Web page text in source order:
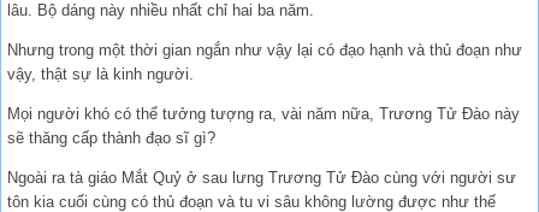
lâu. Bộ dáng này nhiều nhất chỉ hai ba năm.
Nhưng trong một thời gian ngắn như vậy lại có đạo hạnh và thủ đoạn như
vậy, thật sự là kinh người.
Mọi người khó có thể tưởng tượng ra, vài năm nữa, Trương Tử Đào này
sẽ thăng cấp thành đạo sĩ gì?
Ngoài ra tà giáo Mắt Quỷ ở sau lưng Trương Tử Đào cùng với người sư
tôn kia cuối cùng có thủ đoạn và tu vi sâu không lường được như thế